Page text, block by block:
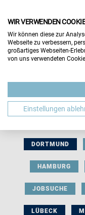
BERUFLICHE
DORTMUND
HAMBURG
JOBSUCHE
LÜBECK
WIR VERWENDEN
Wir können diese zur
Webseite zu verbessern,
großartiges Webseiten-
von uns verwendeten
Einstellungen